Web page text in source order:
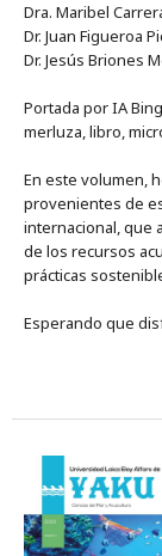
Dra. Maribel
Dr. Juan Figueroa
Dr. Jesús Briones
Portada por IA
merluza, libro,
En este volumen,
provenientes de
internacional, que
de los recursos
prácticas
Esperando que